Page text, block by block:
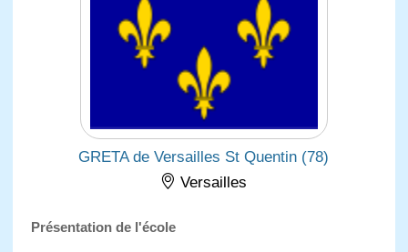
GRETA de Versailles St Quentin (78)
Versailles
Présentation de l'école